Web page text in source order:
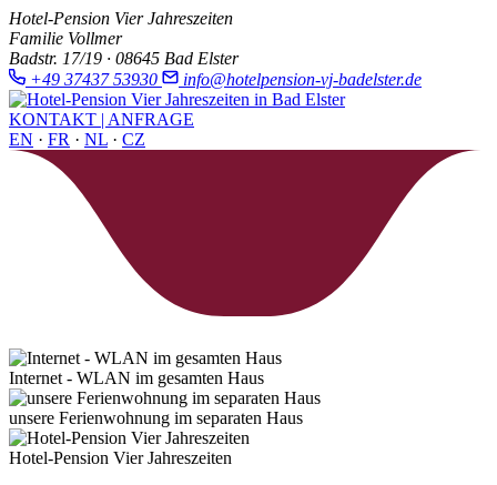
Hotel-Pension Vier Jahreszeiten
Familie Vollmer
Badstr. 17/19 · 08645 Bad Elster
+49 37437 53930
info@hotelpension-vj-badelster.de
KONTAKT | ANFRAGE
EN · FR · NL · CZ
Internet - WLAN im gesamten Haus
unsere Ferienwohnung im separaten Haus
Hotel-Pension Vier Jahreszeiten